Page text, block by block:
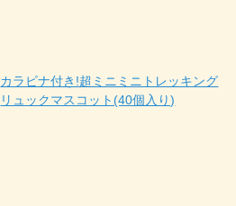
カラビナ付き!超ミニミニトレッキング
リュックマスコット(40個入り)